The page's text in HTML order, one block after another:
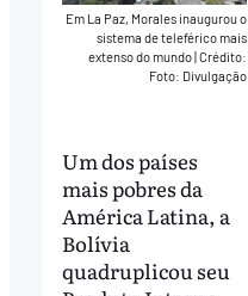
Em La Paz, Morales inaugurou o
sistema de teleférico mais
extenso do mundo|Crédito:
Foto: Divulgação
Um dos países
mais pobres da
América Latina, a
Bolívia
quadruplicou seu